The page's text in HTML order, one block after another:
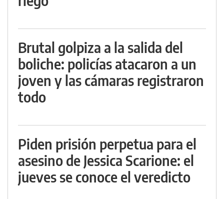
Brutal golpiza a la salida del
boliche: policías atacaron a un
joven y las cámaras registraron
todo
Piden prisión perpetua para el
asesino de Jessica Scarione: el
jueves se conoce el veredicto